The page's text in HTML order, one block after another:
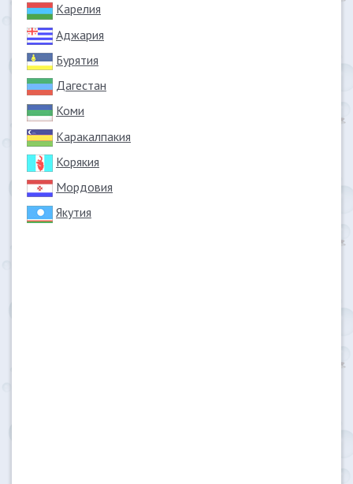
Карелия
Аджария
Бурятия
Дагестан
Коми
Каракалпакия
Корякия
Мордовия
Якутия